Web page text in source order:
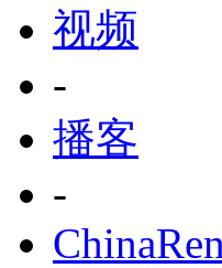
视频
-
播客
-
ChinaRen